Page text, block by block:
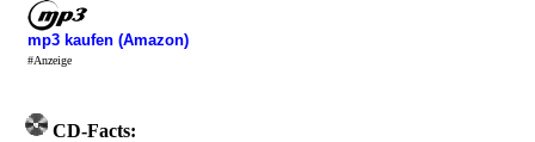
mp3 kaufen (Amazon)
#Anzeige
CD-Facts: